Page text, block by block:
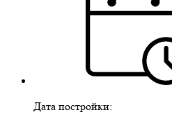
Дата постройки: